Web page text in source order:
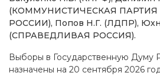
(КОММУНИСТИЧЕСКАЯ
РОССИИ), Попов Н.Г. (ЛДПР),
(СПРАВЕДЛИВАЯ РОССИЯ).
Выборы в Государственную Думу
назначены на 20 сентября 2026